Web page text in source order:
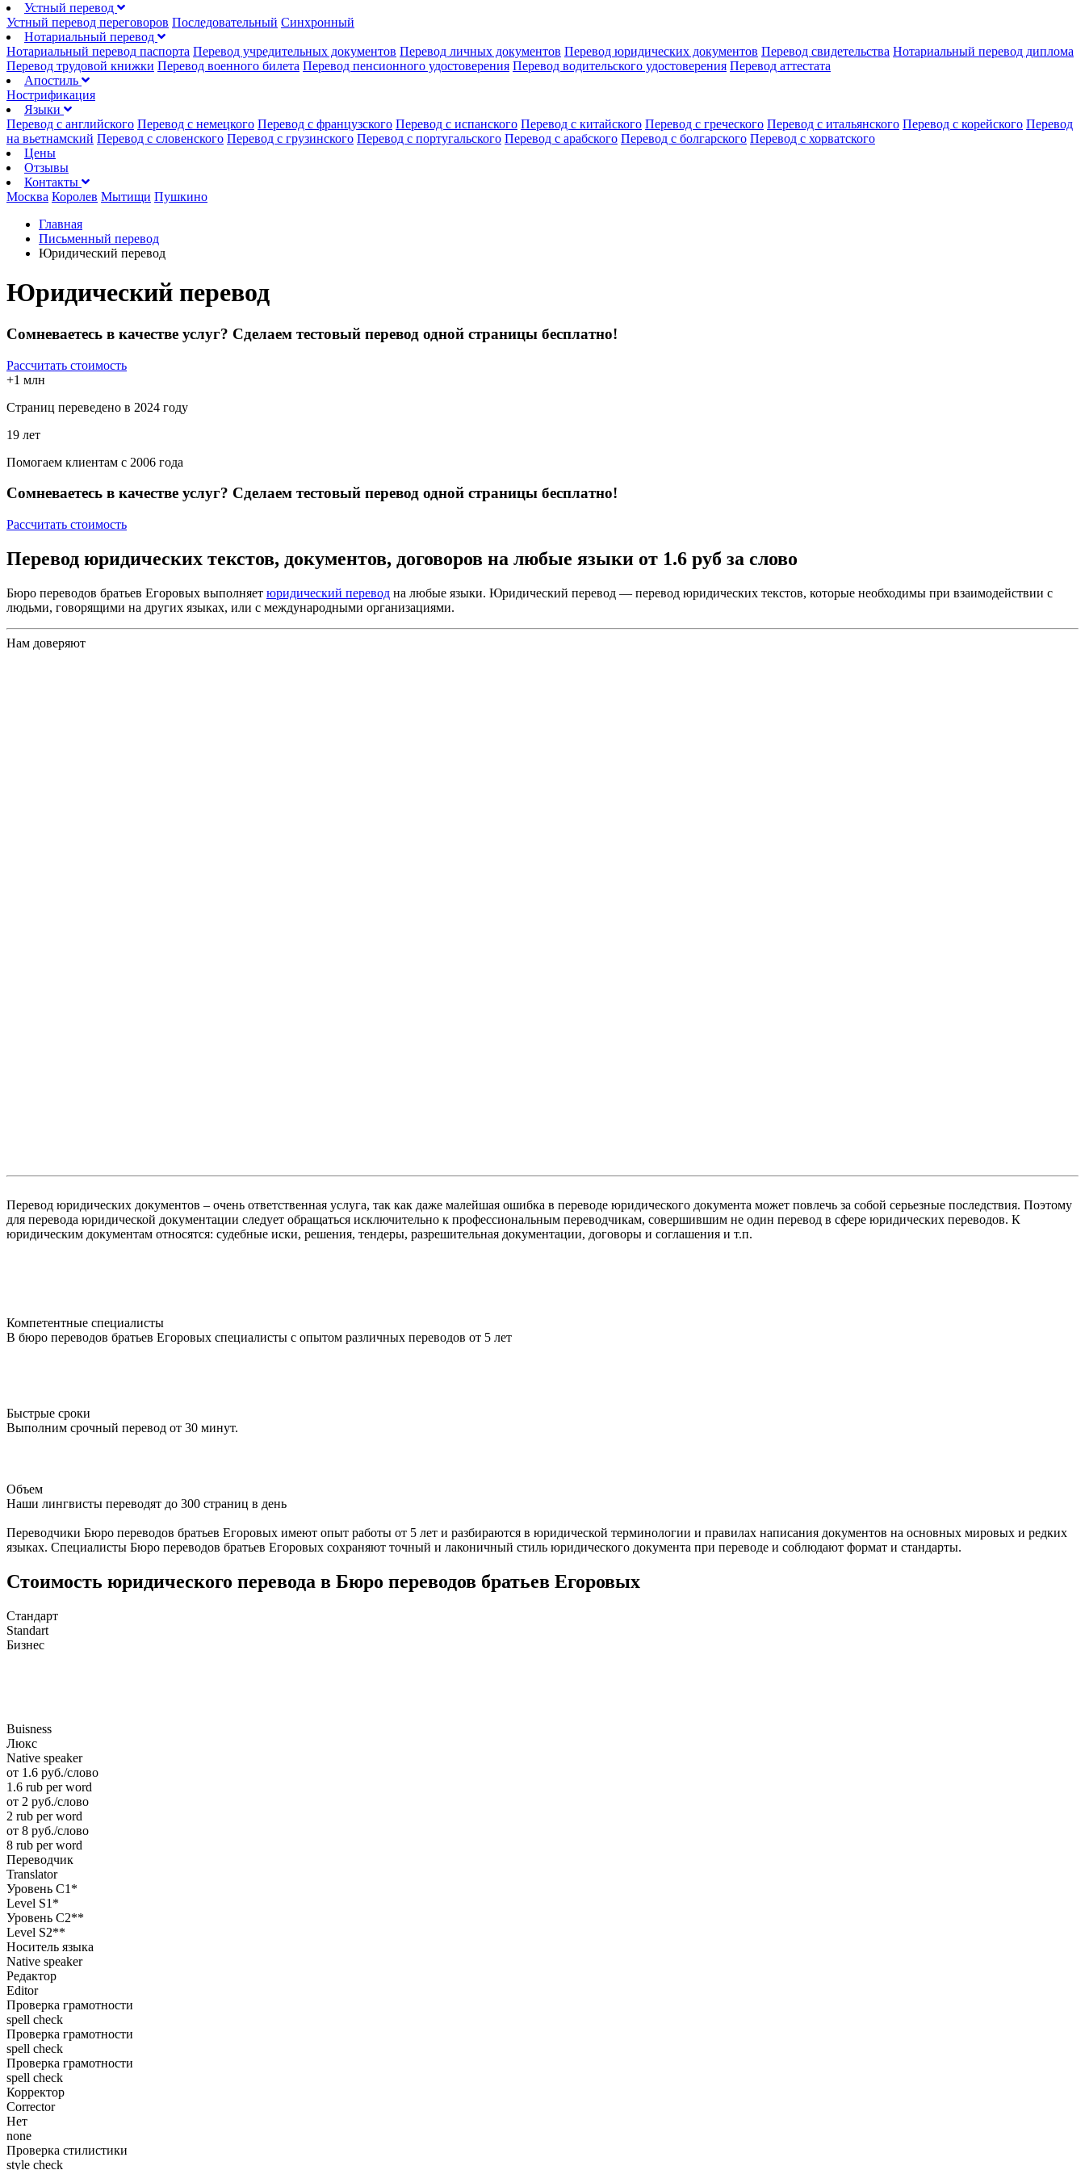
Устный перевод
Устный перевод переговоров Последовательный Синхронный
Нотариальный перевод
Нотариальный перевод паспорта Перевод учредительных документов Перевод личных документов Перевод юридических документов Перевод свидетельства Нотариальный перевод диплома
Перевод трудовой книжки Перевод военного билета Перевод пенсионного удостоверения Перевод водительского удостоверения Перевод аттестата
Апостиль
Нострификация
Языки
Перевод с английского Перевод с немецкого Перевод с французского Перевод с испанского Перевод с китайского Перевод с греческого Перевод с итальянского Перевод с корейского Перевод
на вьетнамский Перевод с словенского Перевод с грузинского Перевод с португальского Перевод с арабского Перевод с болгарского Перевод с хорватского
Цены
Отзывы
Контакты
Москва Королев Мытищи Пушкино
Главная
Письменный перевод
Юридический перевод
Юридический перевод
Сомневаетесь в качестве услуг? Сделаем тестовый перевод одной страницы бесплатно!
Рассчитать стоимость
+1 млн
Страниц переведено в 2024 году
19 лет
Помогаем клиентам с 2006 года
Сомневаетесь в качестве услуг? Сделаем тестовый перевод одной страницы бесплатно!
Рассчитать стоимость
Перевод юридических текстов, документов, договоров на любые языки от 1.6 руб за слово
Бюро переводов братьев Егоровых выполняет юридический перевод на любые языки. Юридический перевод — перевод юридических текстов, которые необходимы при взаимодействии с
людьми, говорящими на других языках, или с международными организациями.
Нам доверяют
Перевод юридических документов – очень ответственная услуга, так как даже малейшая ошибка в переводе юридического документа может повлечь за собой серьезные последствия. Поэтому
для перевода юридической документации следует обращаться исключительно к профессиональным переводчикам, совершившим не один перевод в сфере юридических переводов. К
юридическим документам относятся: судебные иски, решения, тендеры, разрешительная документации, договоры и соглашения и т.п.
Компетентные специалисты
В бюро переводов братьев Егоровых специалисты с опытом различных переводов от 5 лет
Быстрые сроки
Выполним срочный перевод от 30 минут.
Объем
Наши лингвисты переводят до 300 страниц в день
Переводчики Бюро переводов братьев Егоровых имеют опыт работы от 5 лет и разбираются в юридической терминологии и правилах написания документов на основных мировых и редких
языках. Специалисты Бюро переводов братьев Егоровых сохраняют точный и лаконичный стиль юридического документа при переводе и соблюдают формат и стандарты.
Стоимость юридического перевода в Бюро переводов братьев Егоровых
Стандарт
Standart
Бизнес
Buisness
Люкс
Native speaker
от 1.6 руб./слово
1.6 rub per word
от 2 руб./слово
2 rub per word
от 8 руб./слово
8 rub per word
Переводчик
Translator
Уровень С1*
Level S1*
Уровень С2**
Level S2**
Носитель языка
Native speaker
Редактор
Editor
Проверка грамотности
spell check
Проверка грамотности
spell check
Проверка грамотности
spell check
Корректор
Corrector
Нет
none
Проверка стилистики
style check